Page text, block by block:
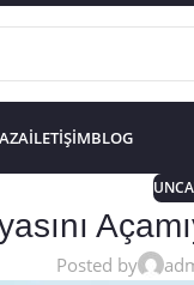
İLETİŞİMBLOG
Posted by